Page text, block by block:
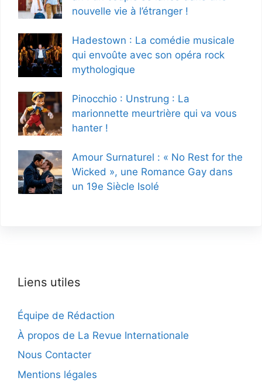
nouvelle vie à l’étranger !
Hadestown : La comédie musicale
qui envoûte avec son opéra rock
mythologique
Pinocchio : Unstrung : La
marionnette meurtrière qui va vous
hanter !
Amour Surnaturel : « No Rest for the
Wicked », une Romance Gay dans
un 19e Siècle Isolé
Liens utiles
Équipe de Rédaction
À propos de La Revue Internationale
Nous Contacter
Mentions légales